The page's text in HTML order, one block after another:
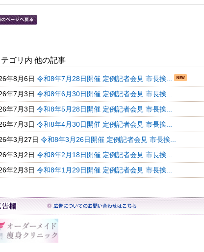
テゴリ内 他の記事
年8月6日 令和8年7月28日開催 定例記者会見 市長挨...
年7月3日 令和8年6月30日開催 定例記者会見 市長挨...
年7月3日 令和8年5月28日開催 定例記者会見 市長挨...
年7月3日 令和8年4月30日開催 定例記者会見 市長挨...
年3月27日 令和8年3月26日開催 定例記者会見 市長挨...
年3月2日 令和8年2月18日開催 定例記者会見 市長挨...
年2月3日 令和8年1月29日開催 定例記者会見 市長挨...